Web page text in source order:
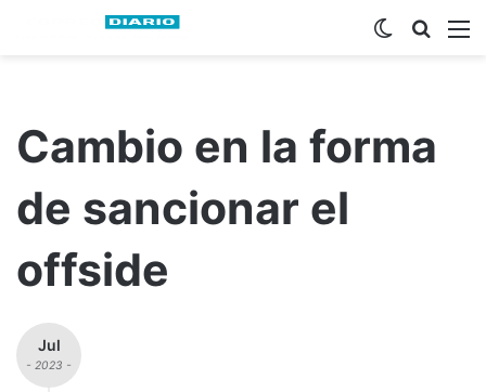
Buscar
Switch skin
Cambio en la forma
de sancionar el
offside
Jul
- 2023 -